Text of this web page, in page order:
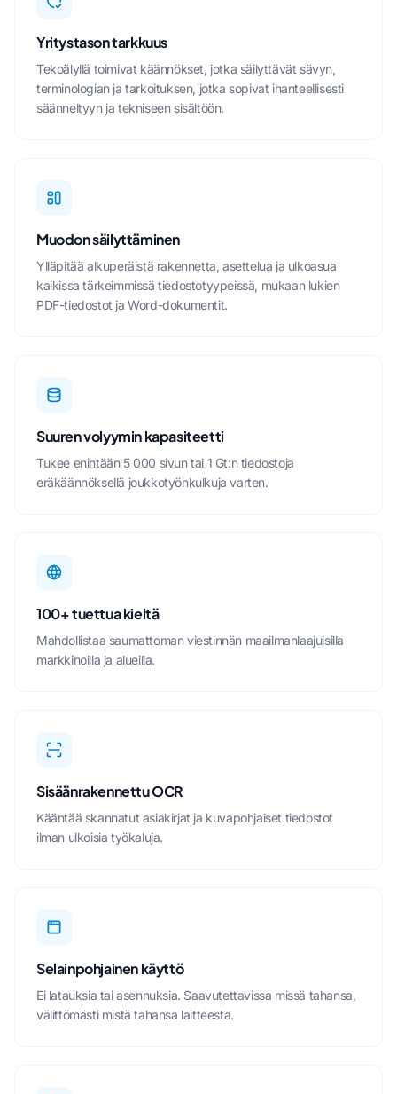
Yritystason tarkkuus
Tekoälyllä toimivat käännökset, jotka säilyttävät sävyn,
terminologian ja tarkoituksen, jotka sopivat ihanteellisesti
säänneltyyn ja tekniseen sisältöön.
Muodon säilyttäminen
Ylläpitää alkuperäistä rakennetta, asettelua ja ulkoasua
kaikissa tärkeimmissä tiedostotyypeissä, mukaan lukien
PDF-tiedostot ja Word-dokumentit.
Suuren volyymin kapasiteetti
Tukee enintään 5 000 sivun tai 1 Gt:n tiedostoja
eräkäännöksellä joukkotyönkulkuja varten.
100+ tuettua kieltä
Mahdollistaa saumattoman viestinnän maailmanlaajuisilla
markkinoilla ja alueilla.
Sisäänrakennettu OCR
Kääntää skannatut asiakirjat ja kuvapohjaiset tiedostot
ilman ulkoisia työkaluja.
Selainpohjainen käyttö
Ei latauksia tai asennuksia. Saavutettavissa missä tahansa,
välittömästi mistä tahansa laitteesta.